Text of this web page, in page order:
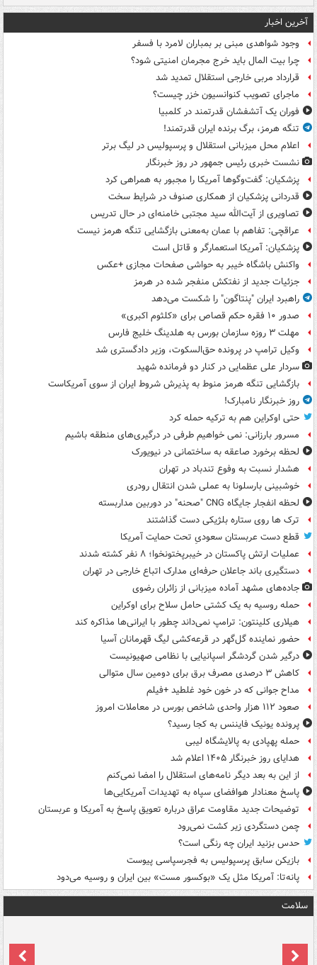
آخرین اخبار
وجود شواهدی مبنی بر بمباران لامرد با فسفر
چرا بیت المال باید خرج مجرمان امنیتی شود؟
قرارداد مربی خارجی استقلال تمدید شد
ماجرای تصویب کنوانسیون خزر چیست؟
فوران یک آتشفشان قدرتمند در کلمبیا
تنگه هرمز، برگ برنده ایران قدرتمند!
اعلام محل میزبانی استقلال و پرسپولیس در لیگ برتر
نشست خبری رئیس جمهور در روز خبرنگار
پزشکیان: گفت‌وگوها آمریکا را مجبور به همراهی کرد
قدردانی پزشکیان از همکاری صنوف در شرایط سخت
تصاویری از آیت‌الله سید مجتبی خامنه‌ای در حال تدریس
عراقچی: تفاهم با عمان به‌معنی بازگشایی تنگه هرمز نیست
پزشکیان: آمریکا استعمارگر و قاتل است
واکنش باشگاه خیبر به حواشی صفحات مجازی +عکس
جزئیات جدید از نفتکش منفجر شده در هرمز
راهبرد ایران "پنتاگون" را شکست می‌دهد
صدور ۱۰ فقره حکم قصاص برای «کلثوم اکبری»
مهلت ۳ روزه سازمان بورس به هلدینگ خلیج فارس
وکیل ترامپ در پرونده حق‌السکوت، وزیر دادگستری شد
سردار علی عظمایی در کنار دو فرمانده شهید
بازگشایی تنگه هرمز منوط به پذیرش شروط ایران از سوی آمریکاست
روز خبرنگار نامبارک!
حتی اوکراین هم به ترکیه حمله کرد
مسرور بارزانی: نمی خواهیم طرفی در درگیری‌های منطقه باشیم
لحظه برخورد صاعقه به ساختمانی در نیویورک
هشدار نسبت به وفوع تندباد در تهران
خوشبینی بارسلونا به عملی شدن انتقال رودری
لحظه انفجار جایگاه CNG "صحنه" در دوربین مداربسته
ترک ها روی ستاره بلژیکی دست گذاشتند
قطع دست عربستان سعودیِ تحت حمایت آمریکا
عملیات ارتش پاکستان در خیبرپختونخوا؛ ۸ نفر کشته شدند
دستگیری باند جاعلان حرفه‌ای مدارک اتباع خارجی در تهران
جاده‌های مشهد آماده میزبانی از زائران رضوی
حمله روسیه به یک کشتی حامل سلاح برای اوکراین
هیلاری کلینتون: ترامپ نمی‌داند چطور با ایرانی‌ها مذاکره کند
حضور نماینده گل‌گهر در قرعه‌کشی لیگ قهرمانان آسیا
درگیر شدن گردشگر اسپانیایی با نظامی صهیونیست
کاهش ۳ درصدی مصرف برق برای دومین سال متوالی
مداح جوانی که در خون خود غلطید +فیلم
صعود ۱۱۲ هزار واحدی شاخص بورس در معاملات امروز
پرونده یونیک فایننس به کجا رسید؟
حمله پهپادی به پالایشگاه لیبی
هدایای روز خبرنگار ۱۴۰۵ اعلام شد
از این به بعد دیگر نامه‌های استقلال را امضا نمی‌کنم
پاسخ معنادار هوافضای سپاه به تهدیدات آمریکایی‌ها
توضیحات جدید مقاومت عراق درباره تعویق پاسخ به آمریکا و عربستان
چمن دستگردی زیر کشت نمی‌رود
حدس بزنید ایران چه رنگی است؟
بازیکن سابق پرسپولیس به فجرسپاسی پیوست
پانه‌تا: آمریکا مثل یک «بوکسور مست» بین ایران و روسیه می‌دود
سلامت